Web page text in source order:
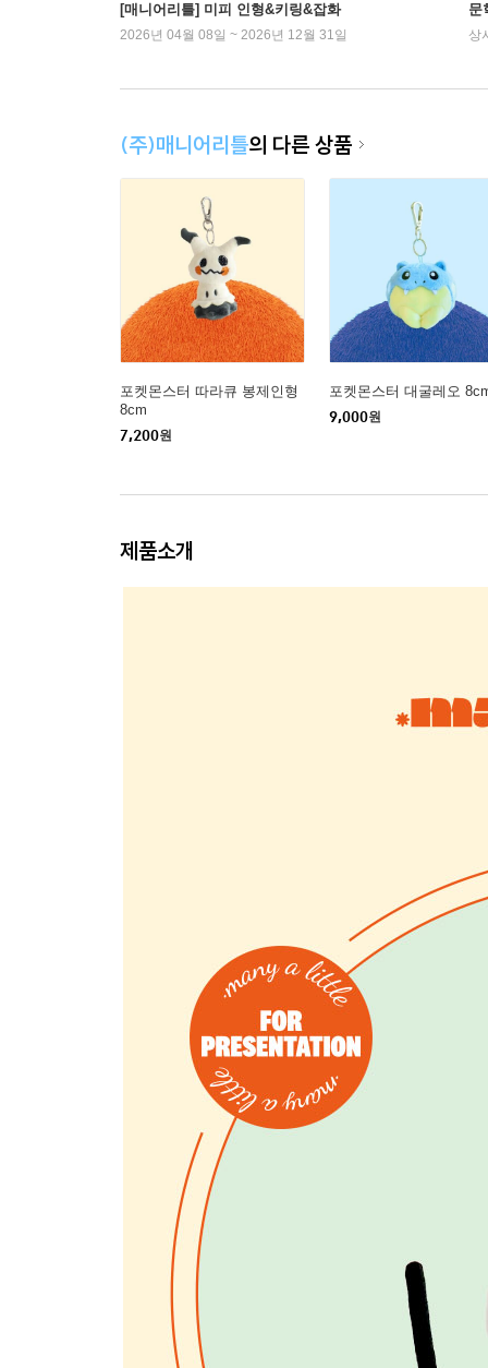
[매니어리틀] 미피 인형&키링&잡화
2026년 04월 08일 ~ 2026년 12월 31일
문
상
(주)매니어리틀의 다른 상품
포켓몬스터 따라큐 봉제인형
8cm
7,200원
포켓몬스터 대굴레오
9,000원
제품소개